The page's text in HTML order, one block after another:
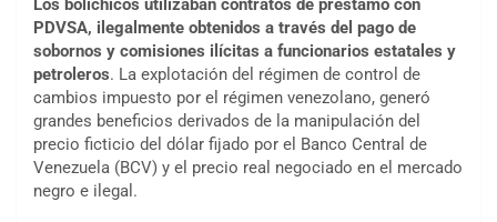
Los bolichicos utilizaban contratos de préstamo con
PDVSA, ilegalmente obtenidos a través del pago de
sobornos y comisiones ilícitas a funcionarios estatales y
petroleros. La explotación del régimen de control de
cambios impuesto por el régimen venezolano, generó
grandes beneficios derivados de la manipulación del
precio ficticio del dólar fijado por el Banco Central de
Venezuela (BCV) y el precio real negociado en el mercado
negro e ilegal.